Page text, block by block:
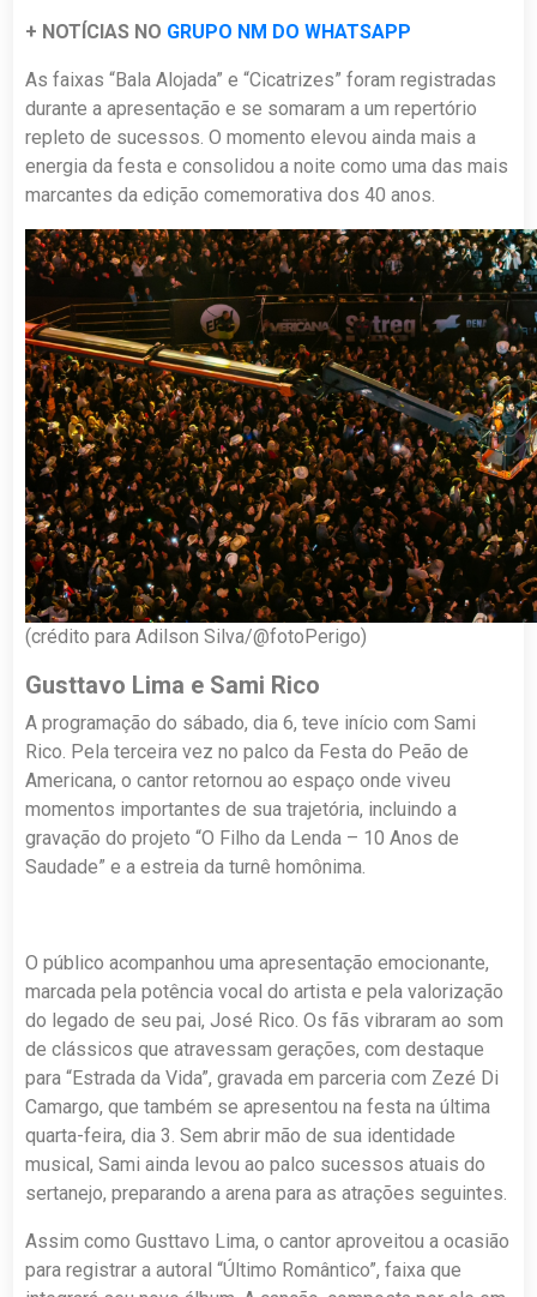
+ NOTÍCIAS NO GRUPO NM DO WHATSAPP
As faixas “Bala Alojada” e “Cicatrizes” foram registradas
durante a apresentação e se somaram a um repertório
repleto de sucessos. O momento elevou ainda mais a
energia da festa e consolidou a noite como uma das mais
marcantes da edição comemorativa dos 40 anos.
(crédito para Adilson Silva/@fotoPerigo)
Gusttavo Lima e Sami Rico
A programação do sábado, dia 6, teve início com Sami
Rico. Pela terceira vez no palco da Festa do Peão de
Americana, o cantor retornou ao espaço onde viveu
momentos importantes de sua trajetória, incluindo a
gravação do projeto “O Filho da Lenda – 10 Anos de
Saudade” e a estreia da turnê homônima.
O público acompanhou uma apresentação emocionante,
marcada pela potência vocal do artista e pela valorização
do legado de seu pai, José Rico. Os fãs vibraram ao som
de clássicos que atravessam gerações, com destaque
para “Estrada da Vida”, gravada em parceria com Zezé Di
Camargo, que também se apresentou na festa na última
quarta-feira, dia 3. Sem abrir mão de sua identidade
musical, Sami ainda levou ao palco sucessos atuais do
sertanejo, preparando a arena para as atrações seguintes.
Assim como Gusttavo Lima, o cantor aproveitou a ocasião
para registrar a autoral “Último Romântico”, faixa que